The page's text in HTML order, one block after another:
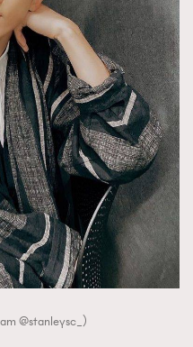
@stanleysc_）